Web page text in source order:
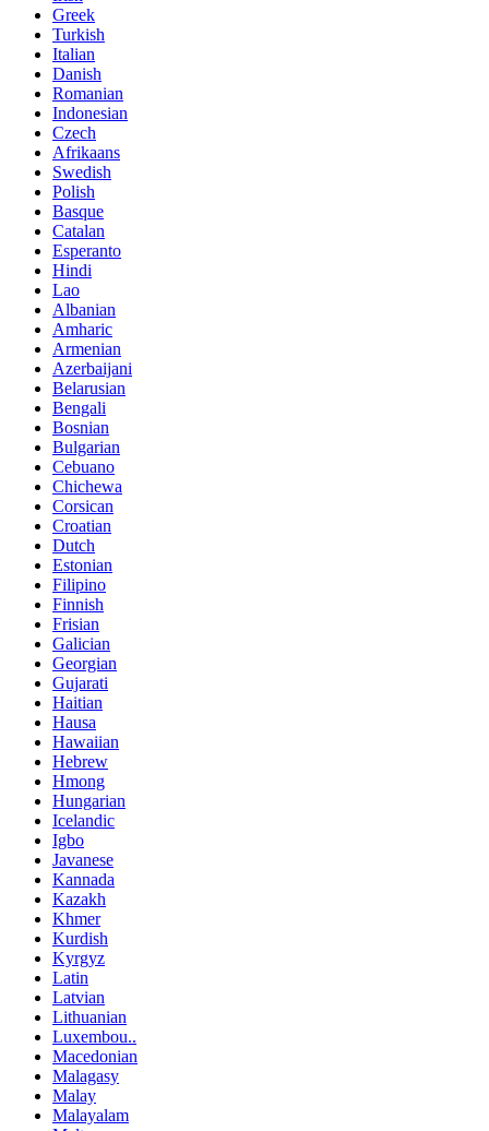
Greek
Turkish
Italian
Danish
Romanian
Indonesian
Czech
Afrikaans
Swedish
Polish
Basque
Catalan
Esperanto
Hindi
Lao
Albanian
Amharic
Armenian
Azerbaijani
Belarusian
Bengali
Bosnian
Bulgarian
Cebuano
Chichewa
Corsican
Croatian
Dutch
Estonian
Filipino
Finnish
Frisian
Galician
Georgian
Gujarati
Haitian
Hausa
Hawaiian
Hebrew
Hmong
Hungarian
Icelandic
Igbo
Javanese
Kannada
Kazakh
Khmer
Kurdish
Kyrgyz
Latin
Latvian
Lithuanian
Luxembou..
Macedonian
Malagasy
Malay
Malayalam